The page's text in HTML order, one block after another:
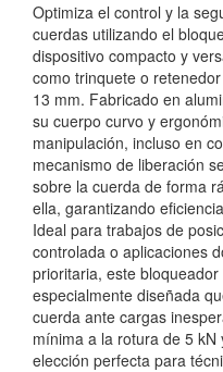
Optimiza el control y la
cuerdas utilizando el
dispositivo compacto y
como trinquete o
13 mm. Fabricado en
su cuerpo curvo y
manipulación, incluso en
mecanismo de liberación
sobre la cuerda de forma
ella, garantizando
Ideal para trabajos de
controlada o aplicaciones
prioritaria, este
especialmente diseñada
cuerda ante cargas
mínima a la rotura de 5
elección perfecta para